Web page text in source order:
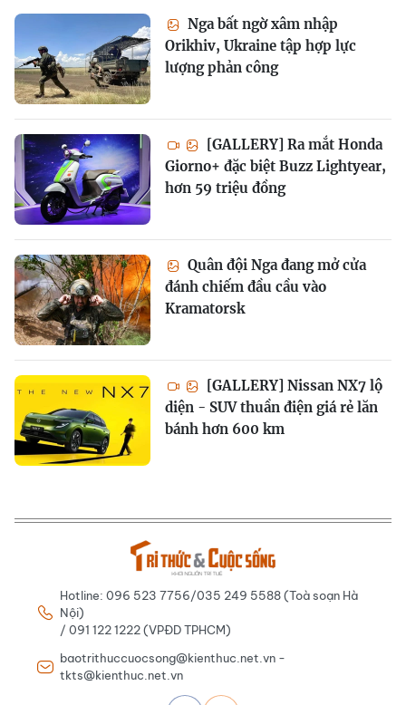
Nga bất ngờ xâm nhập
Orikhiv, Ukraine tập hợp lực
lượng phản công
[GALLERY] Ra mắt Honda
Giorno+ đặc biệt Buzz Lightyear,
hơn 59 triệu đồng
Quân đội Nga đang mở cửa
đánh chiếm đầu cầu vào
Kramatorsk
[GALLERY] Nissan NX7 lộ
diện - SUV thuần điện giá rẻ lăn
bánh hơn 600 km
Hotline: 096 523 7756/035 249 5588 (Toà soạn Hà
Nội)
/ 091 122 1222 (VPĐD TPHCM)
baotrithuccuocsong@kienthuc.net.vn -
tkts@kienthuc.net.vn